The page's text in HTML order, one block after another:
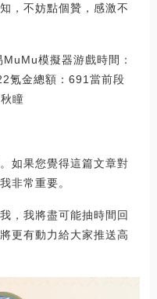
，不妨點個贊，感激不
模擬器游戲時間：
氪金總額：691當前段
瞳
如果您覺得這篇文章對
非常重要。
，我將盡可能抽時間回
更有動力給大家推送高